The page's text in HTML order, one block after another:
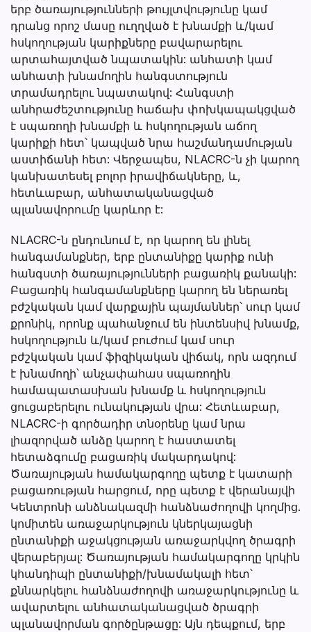
երբ ծառայությունների թույլտվությունը կամ
դրանց որոշ մասը ուղղված է խնամքի և/կամ
հսկողության կարիքները բավարարելու
արտահայտված նպատակին: անհատի կամ
անհատի խնամողին հանգստություն
տրամադրելու նպատակով: Հանգստի
անհրաժեշտությունը հաճախ փոխկապակցված
է սպառողի խնամքի և հսկողության աճող
կարիքի հետ՝ կապված նրա հաշմանդամության
աստիճանի հետ: Վերջապես, NLACRC-ն չի կարող
կանխատեսել բոլոր իրավիճակները, և,
հետևաբար, անհատականացված
պլանավորումը կարևոր է:
NLACRC-ն ընդունում է, որ կարող են լինել
հանգամանքներ, երբ ընտանիքը կարիք ունի
հանգստի ծառայությունների բացառիկ քանակի:
Բացառիկ հանգամանքները կարող են ներառել
բժշկական կամ վարքային պայմաններ՝ սուր կամ
քրոնիկ, որոնք պահանջում են ինտենսիվ խնամք,
հսկողություն և/կամ բուժում կամ սուր
բժշկական կամ ֆիզիկական վիճակ, որն ազդում
է խնամողի՝ անչափահաս սպառողին
համապատասխան խնամք և հսկողություն
ցուցաբերելու ունակության վրա: Հետևաբար,
NLACRC-ի գործադիր տնօրենը կամ նրա
լիազորված անձը կարող է հաստատել
հետաձգումը բացառիկ մակարդակով:
Ծառայության համակարգողը պետք է կատարի
բացառության հարցում, որը պետք է վերանայվի
Կենտրոնի անձնակազմի հանձնաժողովի կողմից.
կոմիտեն առաջարկություն կներկայացնի
ընտանիքի աջակցության առաջարկվող ծրագրի
վերաբերյալ: Ծառայության համակարգողը կրկին
կհանդիպի ընտանիքի/խնամակալի հետ՝
քննարկելու հանձնաժողովի առաջարկությունը և
ավարտելու անհատականացված ծրագրի
պլանավորման գործընթացը: Այն դեպքում, երբ